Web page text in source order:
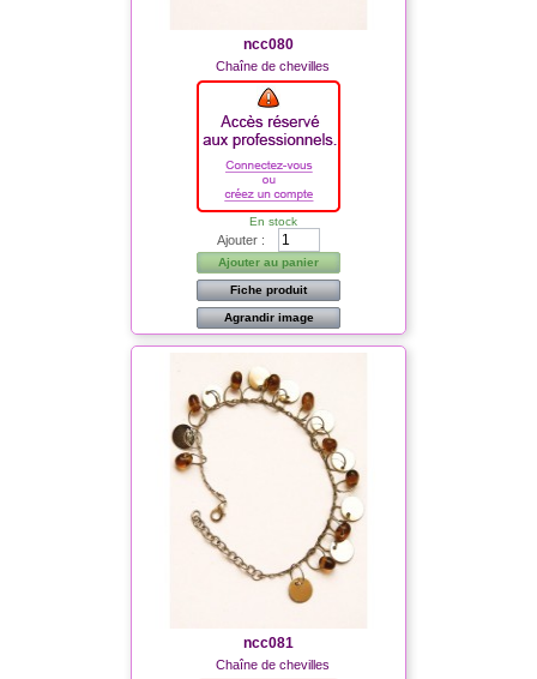
ncc080
Chaîne de chevilles
En stock
Ajouter :
Ajouter au panier
Fiche produit
Agrandir image
ncc081
Chaîne de chevilles